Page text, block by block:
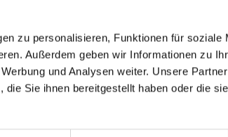
zu personalisieren, Funktionen für soziale
Außerdem geben wir Informationen zu
und Analysen weiter. Unsere
Sie ihnen bereitgestellt haben oder die